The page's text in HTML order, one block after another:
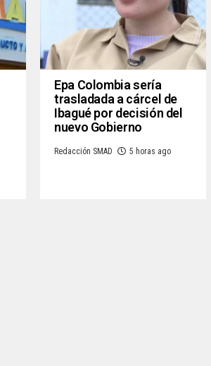
Epa Colombia sería
trasladada a cárcel de
Ibagué por decisión del
nuevo Gobierno
Redacción SMAD 5 horas ago